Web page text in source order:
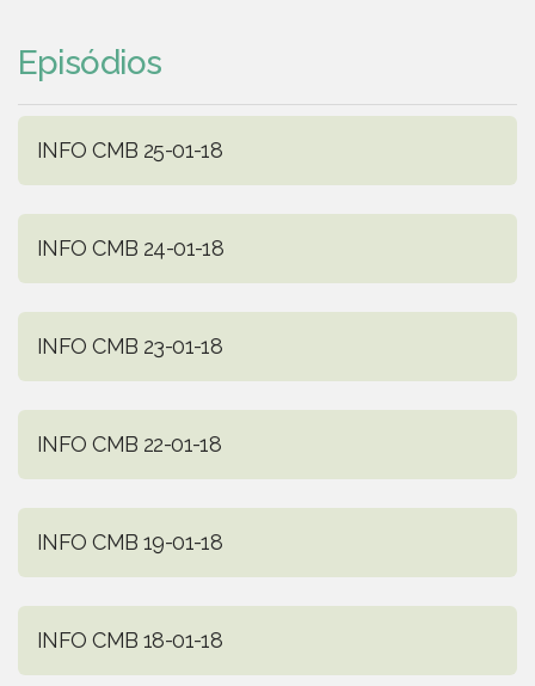
Episódios
INFO CMB 25-01-18
INFO CMB 24-01-18
INFO CMB 23-01-18
INFO CMB 22-01-18
INFO CMB 19-01-18
INFO CMB 18-01-18